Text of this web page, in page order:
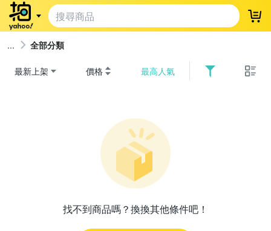
登
全部分類
最新上架 價格 最高人氣
找不到商品嗎？換換其他條件吧！